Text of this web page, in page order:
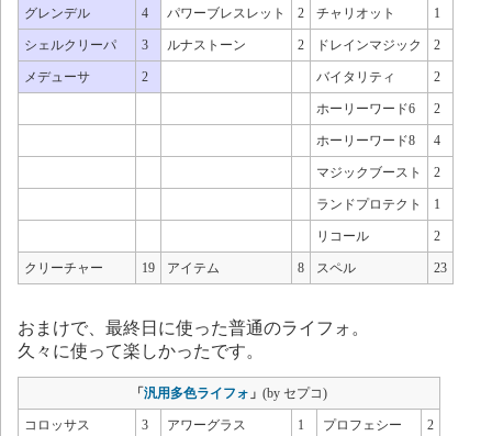
グレンデル 4 パワーブレスレット 2 チャリオット 1
シェルクリーパ 3 ルナストーン 2 ドレインマジック 2
メデューサ 2 バイタリティ 2
ホーリーワード6 2
ホーリーワード8 4
マジックブースト 2
ランドプロテクト 1
リコール 2
クリーチャー 19 アイテム 8 スペル 23
おまけで、最終日に使った普通のライフォ。
久々に使って楽しかったです。
「 汎用多色ライフォ 」 (by セプコ)
コロッサス 3 アワーグラス 1 プロフェシー 2